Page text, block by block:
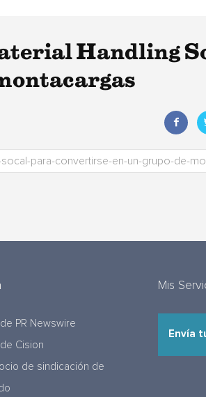
Handling
PR Newswire
Cision
de sindicación de
Mis
Envía